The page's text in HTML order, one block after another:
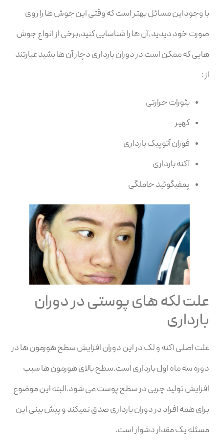
با وجوداین مسائل بهتر است که وقتی این جوش ها را روی
صورت خود دیدید،آن ها را شناسایی کنید،برخی از انواع جوش
هایی که ممکن است در دوران بارداری دچار آن ها بشید عبارتند
از :
بثورات حرارتی
کهیر
فوران آتوپیک بارداری
آکنه بارداری
پمفیگوئید حاملگی
علت لکه های پوستی در دوران
بارداری
علت اصلی آکنه و لک در این دوران افزایش سطح هورمون ها در
دوره سه ماه اول بارداری است.سطح بالای هورمون ها سبب
افزایش تولید چربی در سطح پوست می شود.البته این موضوع
برای همه افراد در دوران بارداری صدق نمیکند و پیش بینی این
مسئله یک مقدار دشوار است.